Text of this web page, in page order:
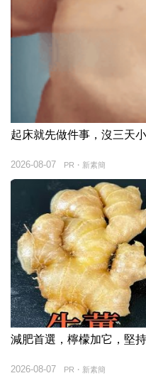
起床就先做件事，沒三天
PR・新素簡
2026-08-07
減肥首選，檸檬加它，堅
PR・新素簡
2026-08-07